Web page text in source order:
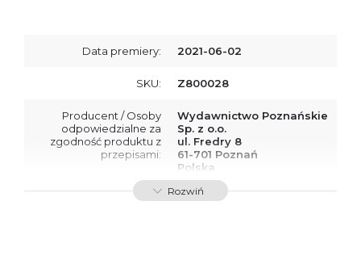
Data premiery: 2021-06-02
SKU: Z800028
Producent / Osoby
odpowiedzialne za
zgodność produktu z
przepisami:
Wydawnictwo Poznańskie
Sp. z o.o.
ul. Fredry 8
61-701 Poznań
Polska
kontakt@wydajenamsie.pl
+48 61 623 38 38
Rozwiń